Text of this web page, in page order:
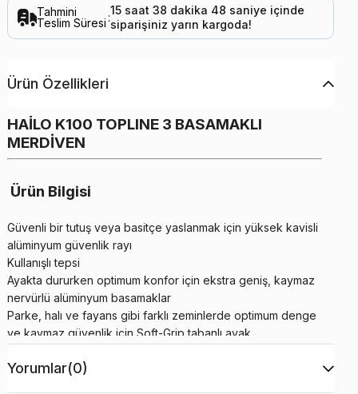
Tahmini
Teslim Süresi:
15saat 38 dakika 47 saniye içinde
siparişiniz yarın kargoda!
Ürün Özellikleri
HAİLO K100 TOPLINE 3 BASAMAKLI
MERDİVEN
Ürün Bilgisi
Güvenli bir tutuş veya basitçe yaslanmak için yüksek kavisli
alüminyum güvenlik rayı
Kullanışlı tepsi
Ayakta dururken optimum konfor için ekstra geniş, kaymaz
nervürlü alüminyum basamaklar
Parke, halı ve fayans gibi farklı zeminlerde optimum denge
ve kaymaz güvenlik için Soft-Grip tabanlı ayak
bacaklarını ezmelerini önlemeye yardımcı olur
Yorumlar(0)